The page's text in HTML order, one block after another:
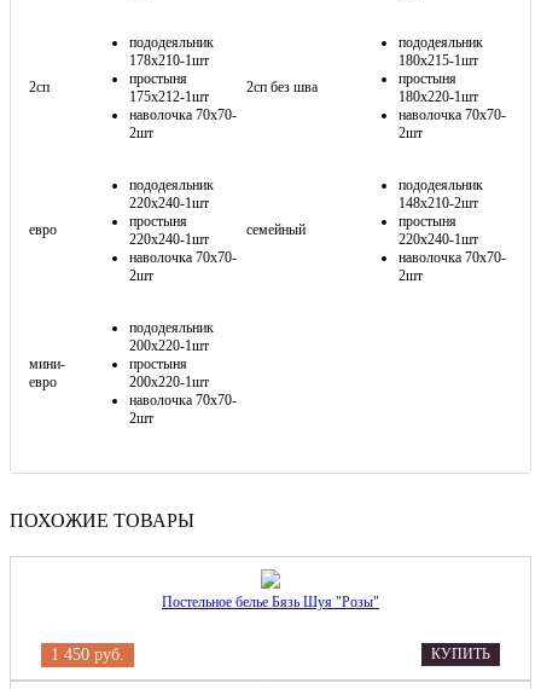
2сп
пододеяльник
178х210-1шт
простыня
175х212-1шт
наволочка 70х70-
2шт
2сп без шва
пододеяльник
180х215-1шт
простыня
180х220-1шт
наволочка 70х70-
2шт
евро
пододеяльник
220х240-1шт
простыня
220х240-1шт
наволочка 70х70-
2шт
семейный
пододеяльник
148х210-2шт
простыня
220х240-1шт
наволочка 70х70-
2шт
мини-
евро
пододеяльник
200х220-1шт
простыня
200х220-1шт
наволочка 70х70-
2шт
ПОХОЖИЕ ТОВАРЫ
Постельное белье Бязь Шуя "Розы"
1 450 руб. КУПИТЬ